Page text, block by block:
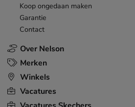
Over Nelson
Koop ongedaan maken
Garantie
Contact
Merken
Winkels
Vacatures